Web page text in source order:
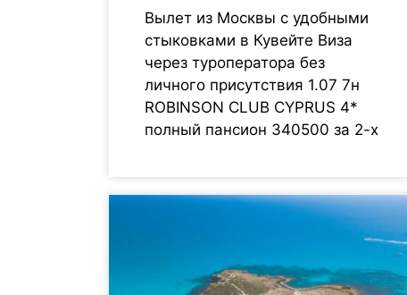
Вылет из Москвы с удобными
стыковками в Кувейте Виза
через туроператора без
личного присутствия 1.07 7н
ROBINSON CLUB CYPRUS 4*
полный пансион 340500 за 2-х